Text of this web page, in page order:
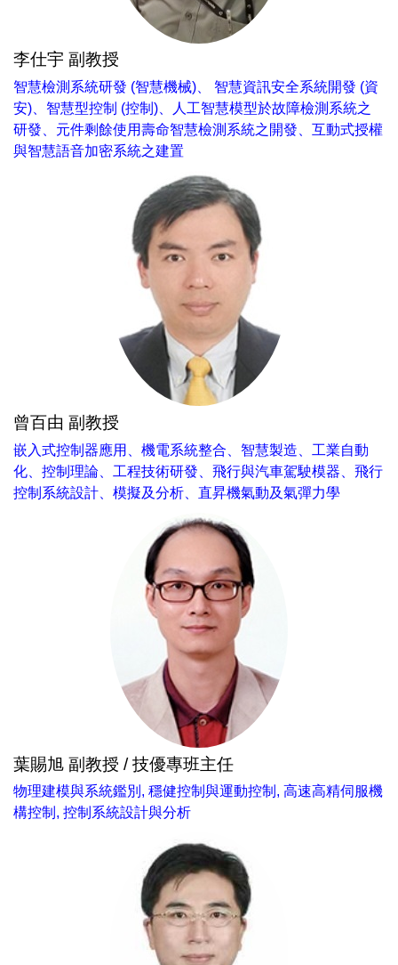
李仕宇 副教授
智慧檢測系統研發 (智慧機械)、 智慧資訊安全系統開發 (資
安)、智慧型控制 (控制)、人工智慧模型於故障檢測系統之
研發、元件剩餘使用壽命智慧檢測系統之開發、互動式授權
與智慧語音加密系統之建置
曾百由 副教授
嵌入式控制器應用、機電系統整合、智慧製造、工業自動
化、控制理論、工程技術研發、飛行與汽車駕駛模器、飛行
控制系統設計、模擬及分析、直昇機氣動及氣彈力學
葉賜旭 副教授 / 技優專班主任
物理建模與系統鑑別, 穩健控制與運動控制, 高速高精伺服機
構控制, 控制系統設計與分析